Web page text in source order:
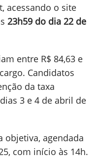
acessando o site
23h59 do dia 22 de
entre R$ 84,63 e
Candidatos
da taxa
3 e 4 de abril de
objetiva, agendada
com início às 14h.